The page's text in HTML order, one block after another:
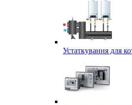
Устаткування для